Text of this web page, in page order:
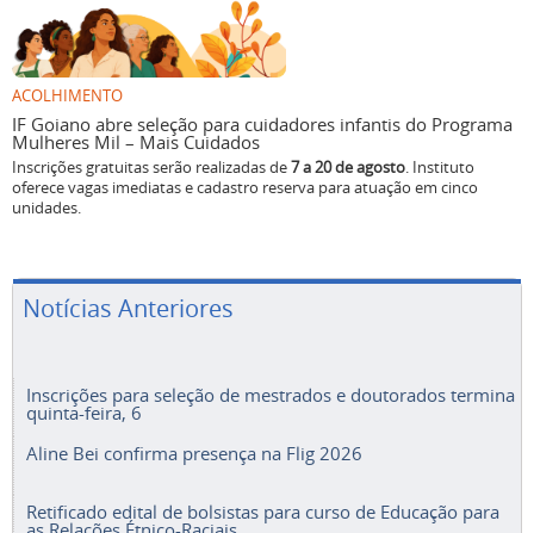
ACOLHIMENTO
IF Goiano abre seleção para cuidadores infantis do Programa
Mulheres Mil – Mais Cuidados
Inscrições gratuitas serão realizadas de7 a 20 de agosto. Instituto
oferece vagas imediatas e cadastro reserva para atuação em cinco
unidades.
Notícias Anteriores
Inscrições para seleção de mestrados e doutorados termina
quinta-feira, 6
Aline Bei confirma presença na Flig 2026
Retificado edital de bolsistas para curso de Educação para